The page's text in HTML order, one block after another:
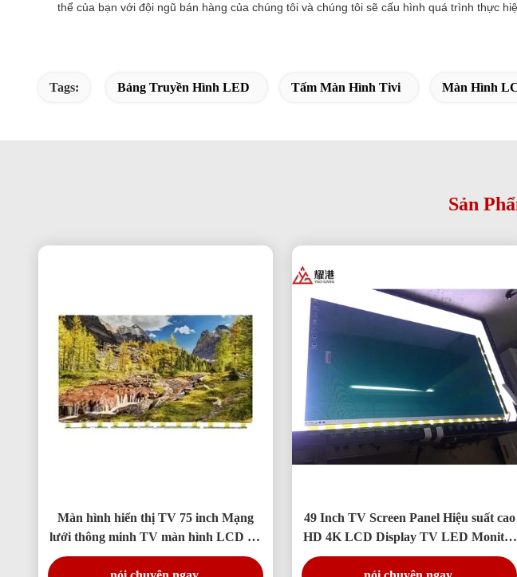
thể của bạn với đội ngũ bán hàng của chúng tôi và chúng tôi sẽ cấu hình quá trình thực
Tags: Bảng Truyền Hình LED Tấm Màn Hình Tivi Màn Hình
Sản
Màn hình hiển thị TV 75 inch Mạng
lưới thông minh TV màn hình LCD Fo
BOE LG Hisense thay thế màn hình
49 Inch TV Screen Panel Hiệu suất cao
HD 4K LCD Display TV LED Monitor
DV490FHB-NV0